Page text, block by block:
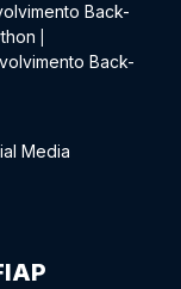
Back-
Back-
Media